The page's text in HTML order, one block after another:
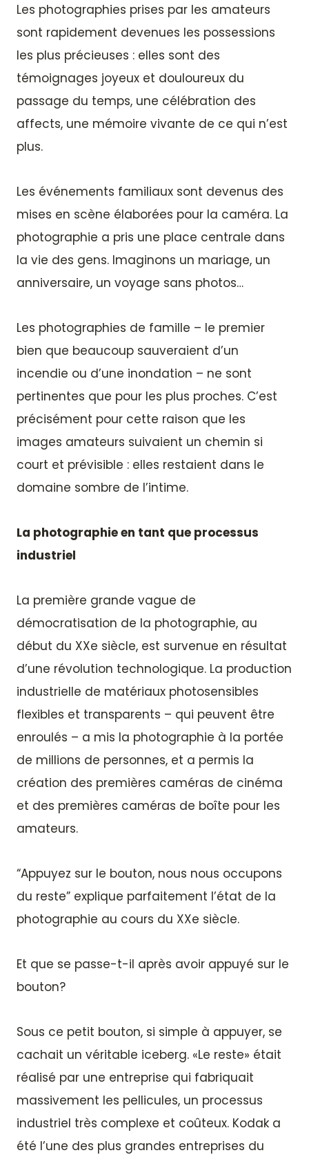
Les photographies prises par les amateurs
sont rapidement devenues les possessions
les plus précieuses : elles sont des
témoignages joyeux et douloureux du
passage du temps, une célébration des
affects, une mémoire vivante de ce qui n’est
plus.
Les événements familiaux sont devenus des
mises en scène élaborées pour la caméra. La
photographie a pris une place centrale dans
la vie des gens. Imaginons un mariage, un
anniversaire, un voyage sans photos…
Les photographies de famille – le premier
bien que beaucoup sauveraient d’un
incendie ou d’une inondation – ne sont
pertinentes que pour les plus proches. C’est
précisément pour cette raison que les
images amateurs suivaient un chemin si
court et prévisible : elles restaient dans le
domaine sombre de l’intime.
La photographie en tant que processus
industriel
La première grande vague de
démocratisation de la photographie, au
début du XXe siècle, est survenue en résultat
d’une révolution technologique. La production
industrielle de matériaux photosensibles
flexibles et transparents – qui peuvent être
enroulés – a mis la photographie à la portée
de millions de personnes, et a permis la
création des premières caméras de cinéma
et des premières caméras de boîte pour les
amateurs.
“Appuyez sur le bouton, nous nous occupons
du reste” explique parfaitement l’état de la
photographie au cours du XXe siècle.
Et que se passe-t-il après avoir appuyé sur le
bouton?
Sous ce petit bouton, si simple à appuyer, se
cachait un véritable iceberg. «Le reste» était
réalisé par une entreprise qui fabriquait
massivement les pellicules, un processus
industriel très complexe et coûteux. Kodak a
été l’une des plus grandes entreprises du